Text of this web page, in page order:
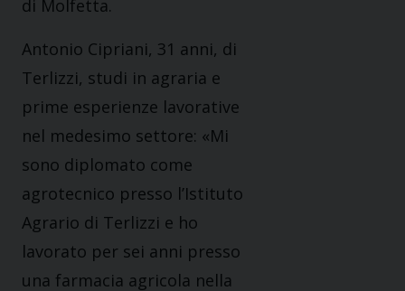
di Molfetta.
Antonio Cipriani, 31 anni, di
Terlizzi, studi in agraria e
prime esperienze lavorative
nel medesimo settore: «Mi
sono diplomato come
agrotecnico presso l’Istituto
Agrario di Terlizzi e ho
lavorato per sei anni presso
una farmacia agricola nella